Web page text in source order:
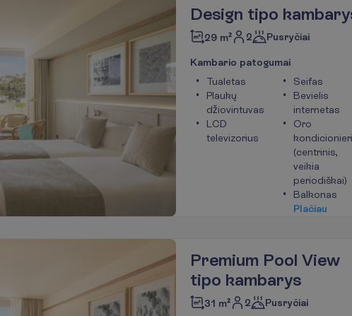
Design tipo
29 m² 2 Pusryčiai
Kambario patogumai
Tualetas
Plaukų
džiovintuvas
LCD
televizorius
Seifas
Bevielis
internetas
Oro
(centrinis,
veikia
periodiškai)
Balkonas
Plačiau
Premium Pool View
tipo kambarys
31 m² 2 Pusryčiai